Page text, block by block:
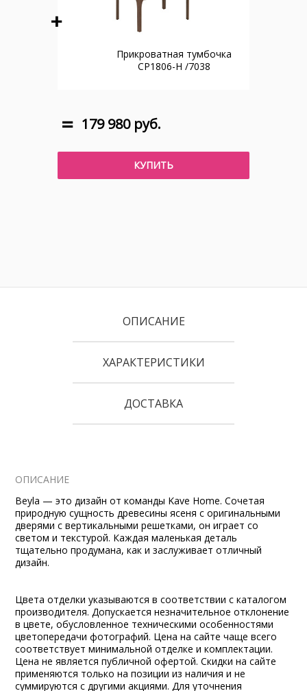
Прикроватная тумбочка
CP1806-H /7038
179 980 руб.
КУПИТЬ
ОПИСАНИЕ
ХАРАКТЕРИСТИКИ
ДОСТАВКА
ОПИСАНИЕ
Beyla — это дизайн от команды Kave Home. Сочетая
природную сущность древесины ясеня с оригинальными
дверями с вертикальными решетками, он играет со
светом и текстурой. Каждая маленькая деталь
тщательно продумана, как и заслуживает отличный
дизайн.
Цвета отделки указываются в соответствии с каталогом
производителя. Допускается незначительное отклонение
в цвете, обусловленное техническими особенностями
цветопередачи фотографий. Цена на сайте чаще всего
соответствует минимальной отделке и комплектации.
Цена не является публичной офертой. Скидки на сайте
применяются только на позиции из наличия и не
суммируются с другими акциями. Для уточнения